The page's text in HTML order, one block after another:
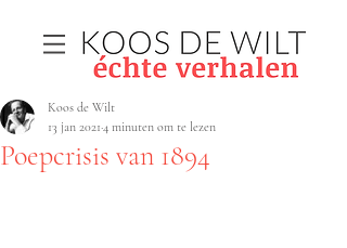
Poepcrisis van 1894
Koos de Wilt
13 jan 2021 4 minuten om te lezen